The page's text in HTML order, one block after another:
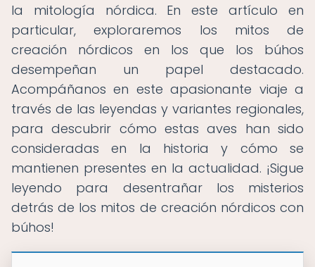
la mitología nórdica. En este artículo en
particular, exploraremos los mitos de
creación nórdicos en los que los búhos
desempeñan un papel destacado.
Acompáñanos en este apasionante viaje a
través de las leyendas y variantes regionales,
para descubrir cómo estas aves han sido
consideradas en la historia y cómo se
mantienen presentes en la actualidad. ¡Sigue
leyendo para desentrañar los misterios
detrás de los mitos de creación nórdicos con
búhos!